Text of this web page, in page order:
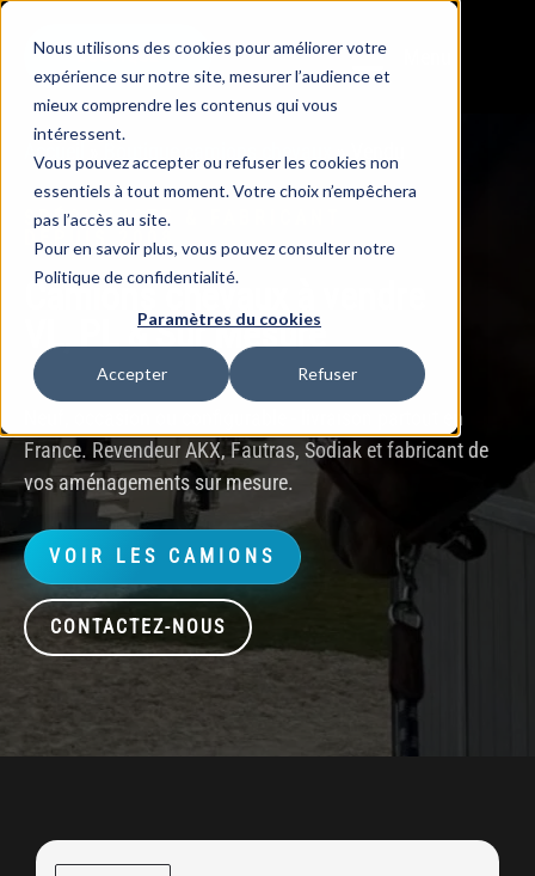
Nous utilisons des cookies pour améliorer votre
expérience sur notre site, mesurer l’audience et
mieux comprendre les contenus qui vous
intéressent.
Vous pouvez accepter ou refuser les cookies non
essentiels à tout moment. Votre choix n’empêchera
pas l’accès au site.
Pour en savoir plus, vous pouvez consulter notre
Politique de confidentialité.
Paramètres du cookies
Accepter Refuser
BOUTIQUE
Accueil Boutique camions chevaux »
SPÉCIALISTE & FABRICANT
DEPUIS 2008
Camions chevaux à vendre
VL, PL & Sur Mesure
Neuf, occasion ou configurable - livraison partout en
France. Revendeur AKX, Fautras, Sodiak et fabricant de
vos aménagements sur mesure.
VOIR LES CAMIONS
CONTACTEZ-NOUS